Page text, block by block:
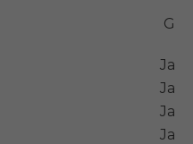
G
Ja
Ja
Ja
Ja